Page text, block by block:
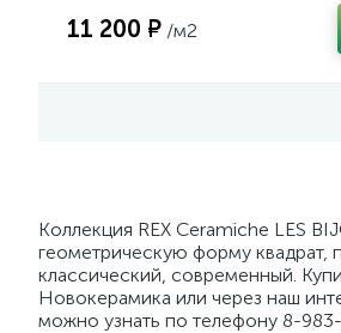
11 200 ₽ /м2
Коллекция REX Ceramiche LES
геометрическую форму квадрат,
классический, современный.
Новокерамика или через наш
можно узнать по телефону 8-